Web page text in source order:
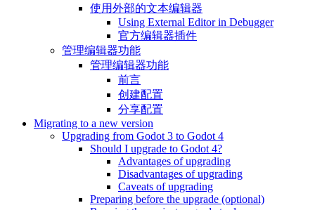
使用外部的文本编辑器
Using External Editor in Debugger
官方编辑器插件
管理编辑器功能
管理编辑器功能
前言
创建配置
分享配置
Migrating to a new version
Upgrading from Godot 3 to Godot 4
Should I upgrade to Godot 4?
Advantages of upgrading
Disadvantages of upgrading
Caveats of upgrading
Preparing before the upgrade (optional)